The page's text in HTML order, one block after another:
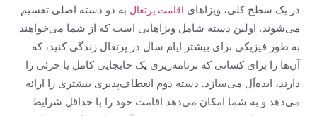
در یک سطح کلی، ویزاهای اقامت پرتغال به دو دسته اصلی تقسیم
می‌شوند. اولین دسته شامل ویزاهایی است که از شما می‌خواهند
به طور فیزیکی برای بیشتر ایام سال در پرتغال زندگی کنید، که
آن‌ها را برای کسانی که برنامه‌ریزی یک جابجایی کامل یا جزئی را
دارند، ایده‌آل می‌سازد. دسته دوم انعطاف‌پذیری بیشتری را ارائه
می‌دهد و به شما امکان می‌دهد اقامت خود را با حداقل شرایط